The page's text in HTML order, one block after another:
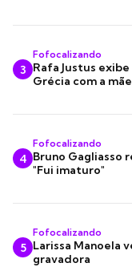
3
Fofocalizando
Rafa Justus
Grécia com a mãe
4
Fofocalizando
Bruno Gagliasso
"Fui imaturo"
5
Fofocalizando
Larissa Manoela
gravadora